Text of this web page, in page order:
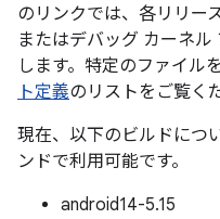
のリンクでは、各リリー
またはデバッグ カーネ
します。特定のファイル
ト定義のリストをご覧く
現在、以下のビルドにつ
ンドで利用可能です。
android14-5.15